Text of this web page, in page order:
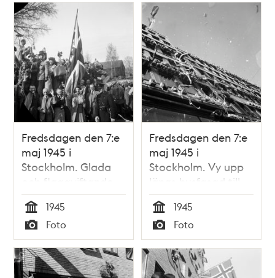
Fredsdagen den 7:e
maj 1945 i
Stockholm. Glada
och flaggviftande
människor firar
freden.
Tid
1945
Typ
Foto
Fredsdagen den 7:e
maj 1945 i
Stockholm. Vy upp
längs husfasad till
Kungsgatan 18 med
människor i fönstren
som kastar ut
papper och
girlanger för att fira
freden.
Tid
1945
Typ
Foto